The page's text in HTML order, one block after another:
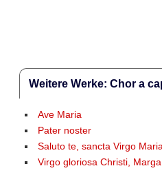
Weitere Werke: Chor a
Ave Maria
Pater noster
Saluto te, sancta Virgo
Virgo gloriosa Christi,